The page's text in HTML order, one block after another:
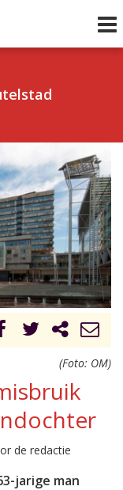
Volgend uur
(Foto: OM)
de redactie
jarige man